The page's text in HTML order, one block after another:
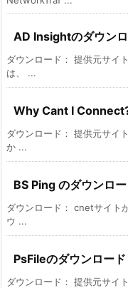
AD Insightのダウン
ダウンロード： 提供元サイ
は、 ...
Why Cant I
ダウンロード： 提供元サイ
か ...
BS Ping のダウンロ
ダウンロード： cnetサイト
ウ ...
PsFileのダウンロード
ダウンロード： 提供元サイ